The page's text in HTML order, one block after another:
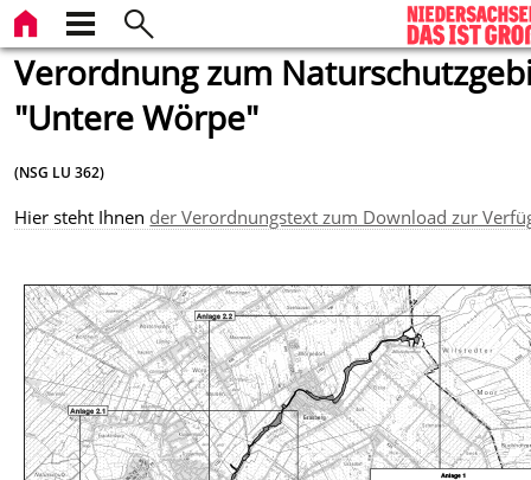
Verordnung zum
"Untere Wörpe"
(NSG LU 362)
Hier steht Ihnen der Verordnungstext zum Download zur